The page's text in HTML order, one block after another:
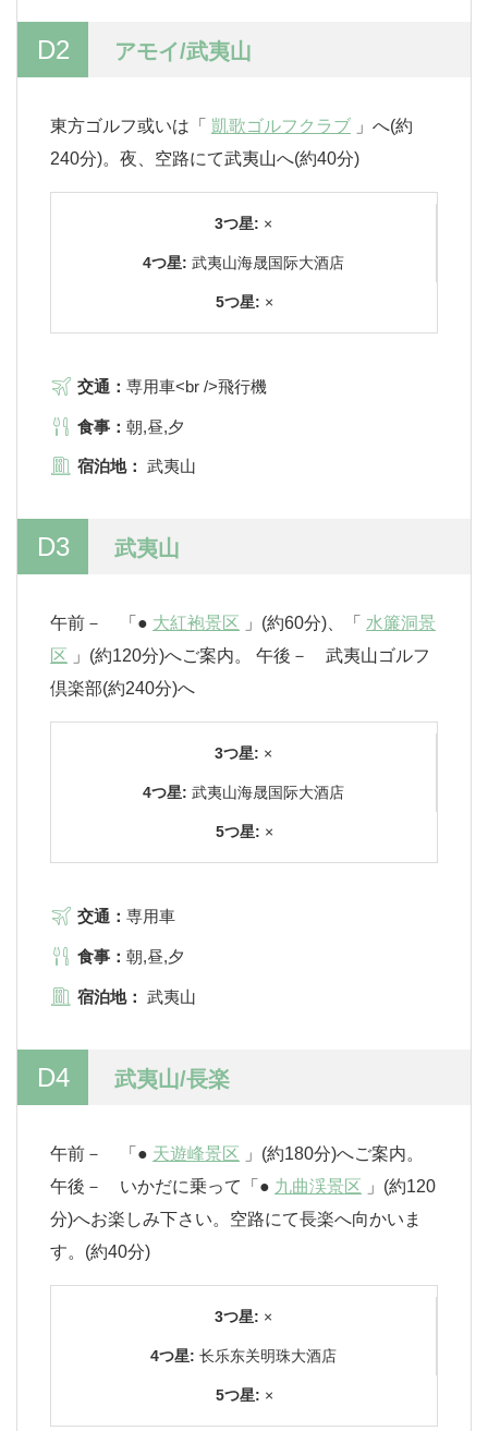
D2 アモイ/武夷山
東方ゴルフ或いは「 凱歌ゴルフクラブ 」へ(約
240分)。夜、空路にて武夷山へ(約40分)
3つ星: ×
4つ星: 武夷山海晟国际大酒店
5つ星: ×
交通： 専用車<br />飛行機
食事： 朝,昼,夕
宿泊地： 武夷山
D3 武夷山
午前－ 「● 大紅袍景区 」(約60分)、「 水簾洞景
区 」(約120分)へご案内。 午後－ 武夷山ゴルフ
倶楽部(約240分)へ
3つ星: ×
4つ星: 武夷山海晟国际大酒店
5つ星: ×
交通： 専用車
食事： 朝,昼,夕
宿泊地： 武夷山
D4 武夷山/長楽
午前－ 「● 天遊峰景区 」(約180分)へご案内。
午後－ いかだに乗って「● 九曲渓景区 」(約120
分)へお楽しみ下さい。空路にて長楽へ向かいま
す。(約40分)
3つ星: ×
4つ星: 长乐东关明珠大酒店
5つ星: ×